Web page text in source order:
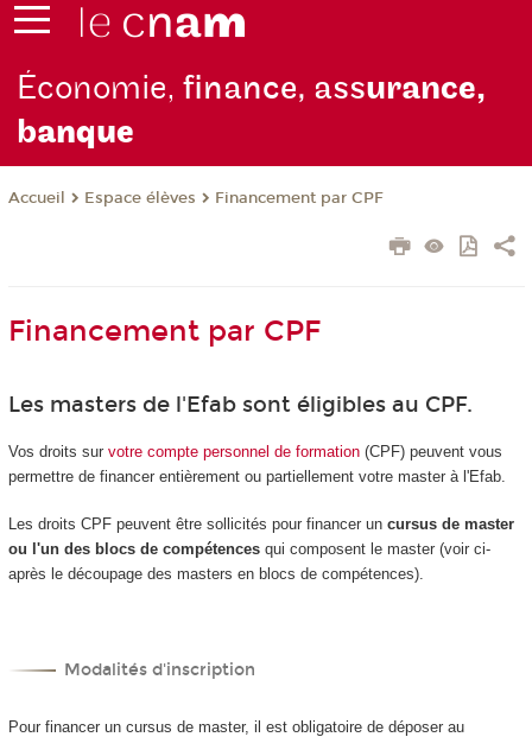
Économie,finance, assurance,
banque
Accueil Espace élèves Financement par CPF
Financement par CPF
Les masters de l'Efab sont éligibles au CPF.
Vos droits sur votre compte personnel de formation(CPF) peuvent vous
permettre de financer entièrement ou partiellement votre master à l'Efab.
Les droits CPF peuvent être sollicités pour financer un cursus de master
ou l'un des blocs de compétencesqui composent le master (voir ci-
après le découpage des masters en blocs de compétences).
Modalités d'inscription
Pour financer un cursus de master, il est obligatoire de déposer au